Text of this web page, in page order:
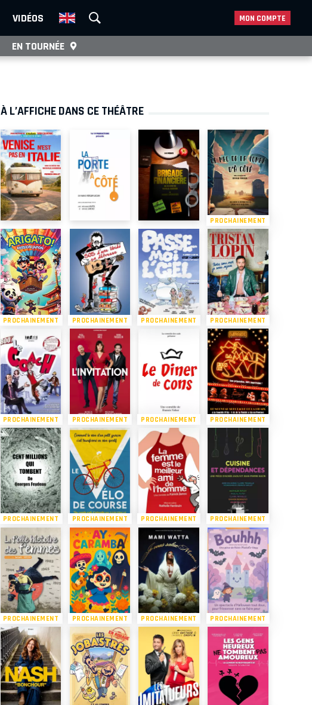
VIDÉOS MON COMPTE
EN TOURNÉE
À L’AFFICHE DANS CE THÉÂTRE
PROCHAINEMENT
PROCHAINEMENT PROCHAINEMENT PROCHAINEMENT PROCHAINEMENT
PROCHAINEMENT PROCHAINEMENT PROCHAINEMENT PROCHAINEMENT
PROCHAINEMENT PROCHAINEMENT PROCHAINEMENT PROCHAINEMENT
PROCHAINEMENT PROCHAINEMENT PROCHAINEMENT PROCHAINEMENT